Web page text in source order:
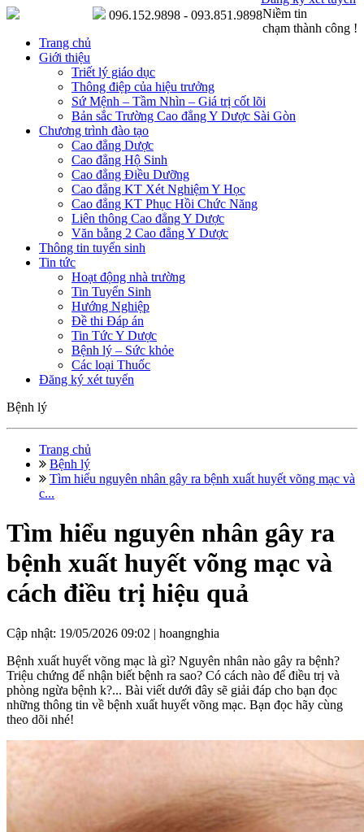
Niềm tin
chạm thành công !
096.152.9898 - 093.851.9898
Trang chủ
Giới thiệu
Triết lý giáo dục
Thông điệp của hiệu trưởng
Sứ Mệnh – Tầm Nhìn – Giá trị cốt lõi
Bản sắc Trường Cao đẳng Y Dược Sài Gòn
Chương trình đào tạo
Cao đẳng Dược
Cao đẳng Hộ Sinh
Cao đẳng Điều Dưỡng
Cao đẳng KT Xét Nghiệm Y Học
Cao đẳng KT Phục Hồi Chức Năng
Liên thông Cao đẳng Y Dược
Văn bằng 2 Cao đẳng Y Dược
Thông tin tuyển sinh
Tin tức
Hoạt động nhà trường
Tin Tuyển Sinh
Hướng Nghiệp
Đề thi Đáp án
Tin Tức Y Dược
Bệnh lý – Sức khỏe
Các loại Thuốc
Đăng ký xét tuyển
Bệnh lý
Trang chủ
Bệnh lý
Tìm hiểu nguyên nhân gây ra bệnh xuất huyết võng mạc và
c...
Tìm hiểu nguyên nhân gây ra
bệnh xuất huyết võng mạc và
cách điều trị hiệu quả
Cập nhật: 19/05/2026 09:02 | hoangnghia
Bệnh xuất huyết võng mạc là gì? Nguyên nhân nào gây ra bệnh?
Triệu chứng để nhận biết bệnh ra sao? Có cách nào để điều trị và
phòng ngừa bệnh k?... Bài viết dưới đây sẽ giải đáp cho bạn đọc
những thông tin về bệnh xuất huyết võng mạc. Bạn đọc hãy cùng
theo dõi nhé!